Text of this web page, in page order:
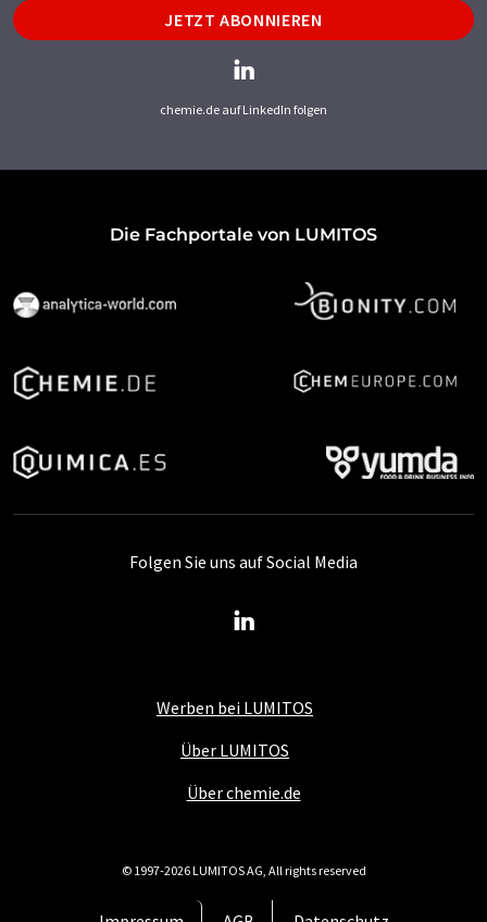
JETZT ABONNIEREN
chemie.de auf LinkedIn folgen
Die Fachportale von LUMITOS
Werben bei LUMITOS
Über LUMITOS
Über chemie.de
Folgen Sie uns auf Social Media
© 1997-2026 LUMITOS AG, All rights reserved